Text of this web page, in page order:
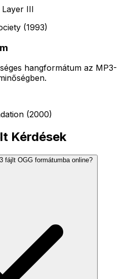
Layer III
(1993)
hangformátum az MP3-
(2000)
Kérdések
fájlt OGG formátumba online?